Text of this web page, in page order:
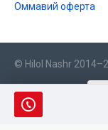
Оммавий оферта
© Hilol Nashr